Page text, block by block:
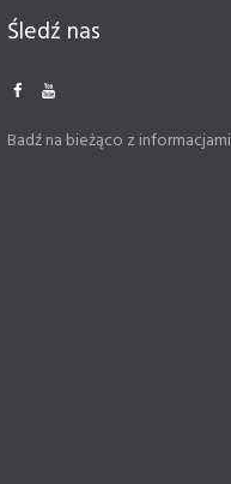
Śledź nas
Badź na bieżąco z informacjami